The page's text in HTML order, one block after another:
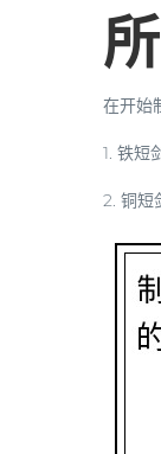
在开始
1. 铁短
2. 铜短